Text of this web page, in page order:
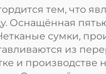
покупок
заказу для
тем, что
Оснащённая
сумки,
из
и